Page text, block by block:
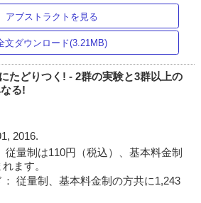
アブストラクトを見る
文ダウンロード(3.21MB)
たどりつく! - 2群の実験と3群以上の
る!
2016.
従量制は110円（税込）、基本料金制
ます。
従量制、基本料金制の方共に1,243